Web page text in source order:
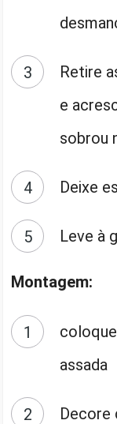
Retire
e
sobrou
Deixe
Leve à
Montagem:
assada
Decore